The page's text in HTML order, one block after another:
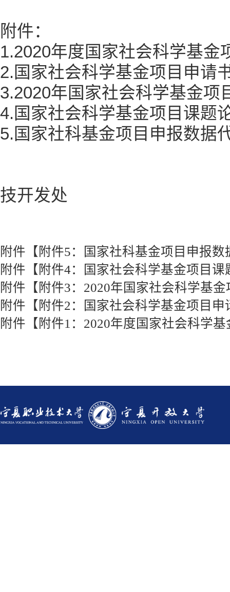
附件：
1.2020年度国家社会科学基金
2.国家社会科学基金项目申请
3.2020年国家社会科学基金项
4.国家社会科学基金项目课题
5.国家社科基金项目申报数据
技开发处
附件【 附件5：国家社科基金项目申报数
附件【 附件4：国家社会科学基金项目课
附件【 附件3：2020年国家社会科学基金
附件【 附件2：国家社会科学基金项目申
附件【 附件1：2020年度国家社会科学